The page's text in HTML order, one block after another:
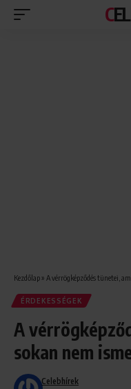
Kezdőlap» A vérrögképződés tünetei,
ÉRDEKESSÉGEK
A
sokan nem
Celebhírek